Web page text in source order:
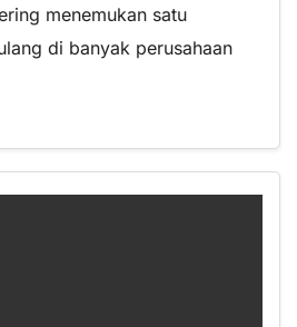
menemukan satu
di banyak perusahaan